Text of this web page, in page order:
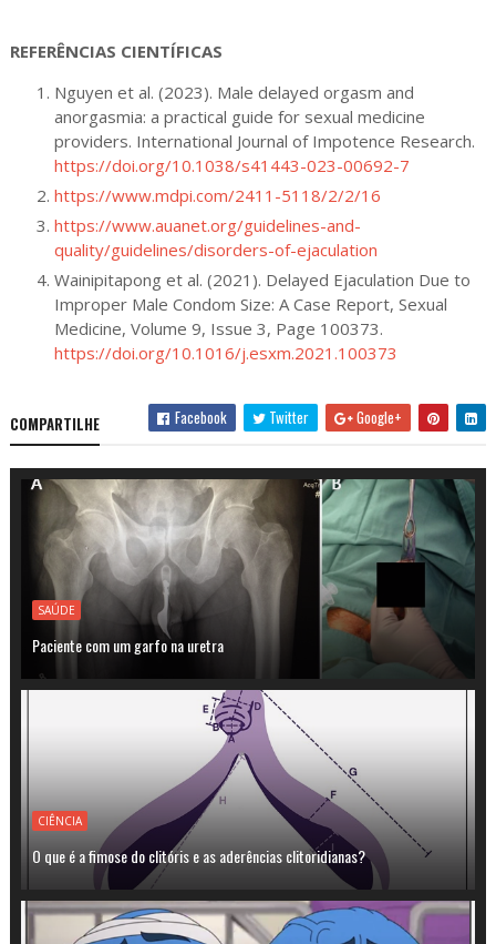
REFERÊNCIAS CIENTÍFICAS
Nguyen et al. (2023). Male delayed orgasm and
anorgasmia: a practical guide for sexual medicine
providers. International Journal of Impotence Research.
https://doi.org/10.1038/s41443-023-00692-7
https://www.mdpi.com/2411-5118/2/2/16
https://www.auanet.org/guidelines-and-
quality/guidelines/disorders-of-ejaculation
Wainipitapong et al. (2021). Delayed Ejaculation Due to
Improper Male Condom Size: A Case Report, Sexual
Medicine, Volume 9, Issue 3, Page 100373.
https://doi.org/10.1016/j.esxm.2021.100373
COMPARTILHE Facebook Twitter Google+
SAÚDE
Paciente com um garfo na uretra
CIÊNCIA
O que é a fimose do clitóris e as aderências clitoridianas?